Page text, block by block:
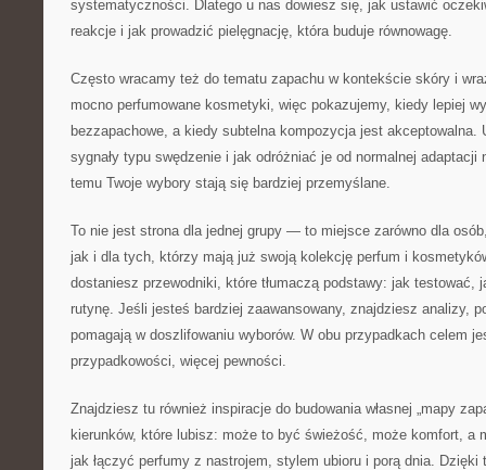
systematyczności. Dlatego u nas dowiesz się, jak ustawić
reakcje i jak prowadzić pielęgnację, która buduje równowagę.
Często wracamy też do tematu zapachu w kontekście skóry i
mocno perfumowane kosmetyki, więc pokazujemy, kiedy lepiej
bezzapachowe, a kiedy subtelna kompozycja jest akceptowalna.
sygnały typu swędzenie i jak odróżniać je od normalnej adaptacji
temu Twoje wybory stają się bardziej przemyślane.
To nie jest strona dla jednej grupy — to miejsce zarówno dla
jak i dla tych, którzy mają już swoją kolekcję perfum i
dostaniesz przewodniki, które tłumaczą podstawy: jak testować,
rutynę. Jeśli jesteś bardziej zaawansowany, znajdziesz analizy,
pomagają w doszlifowaniu wyborów. W obu przypadkach celem
przypadkowości, więcej pewności.
Znajdziesz tu również inspiracje do budowania własnej „mapy
kierunków, które lubisz: może to być świeżość, może komfort, a
jak łączyć perfumy z nastrojem, stylem ubioru i porą dnia.